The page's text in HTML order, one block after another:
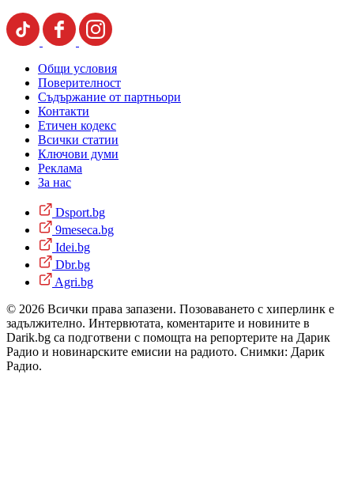
Общи условия
Поверителност
Съдържание от партньори
Контакти
Етичен кодекс
Всички статии
Ключови думи
Реклама
За нас
Dsport.bg
9meseca.bg
Idei.bg
Dbr.bg
Agri.bg
© 2026 Всички права запазени. Позоваването с хиперлинк е
задължително. Интервютата, коментарите и новините в
Darik.bg са подготвени с помощта на репортерите на Дарик
Радио и новинарските емисии на радиото. Снимки: Дарик
Радио.